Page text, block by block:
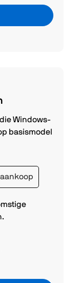
Windows-
basismodel